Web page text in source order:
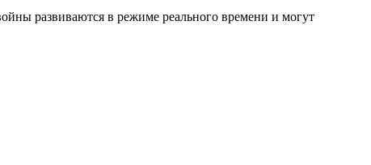
развиваются в режиме реального времени и могут